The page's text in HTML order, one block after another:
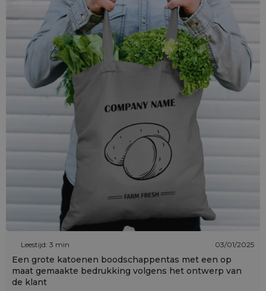
Leestijd: 3 min 03/01/2025
Een grote katoenen boodschappentas met een op
maat gemaakte bedrukking volgens het ontwerp van
de klant